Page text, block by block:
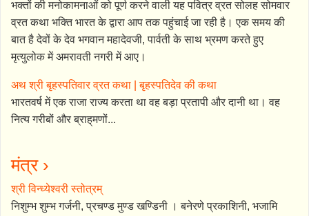
भक्तों की मनोकामनाओं को पूर्ण करने वाली यह पवित्र व्रत सोलह सोमवार
व्रत कथा भक्ति भारत के द्वारा आप तक पहुंचाई जा रही है। एक समय की
बात है देवों के देव भगवान महादेवजी, पार्वती के साथ भ्रमण करते हुए
मृत्युलोक में अमरावती नगरी में आए।
अथ श्री बृहस्पतिवार व्रत कथा | बृहस्पतिदेव की कथा
भारतवर्ष में एक राजा राज्य करता था वह बड़ा प्रतापी और दानी था। वह
नित्य गरीबों और ब्राह्‌मणों...
मंत्र ›
श्री विन्ध्येश्वरी स्तोत्रम्
निशुम्भ शुम्भ गर्जनी, प्रचण्ड मुण्ड खण्डिनी । बनेरणे प्रकाशिनी, भजामि